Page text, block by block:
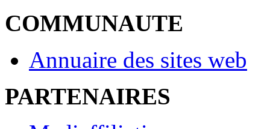
COMMUNAUTE
Annuaire des sites web
PARTENAIRES